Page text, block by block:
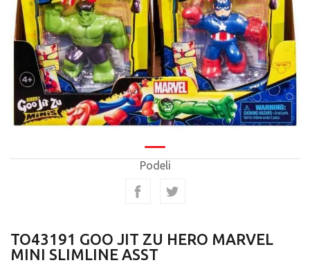
Podeli
TO43191 GOO JIT ZU HERO MARVEL
MINI SLIMLINE ASST